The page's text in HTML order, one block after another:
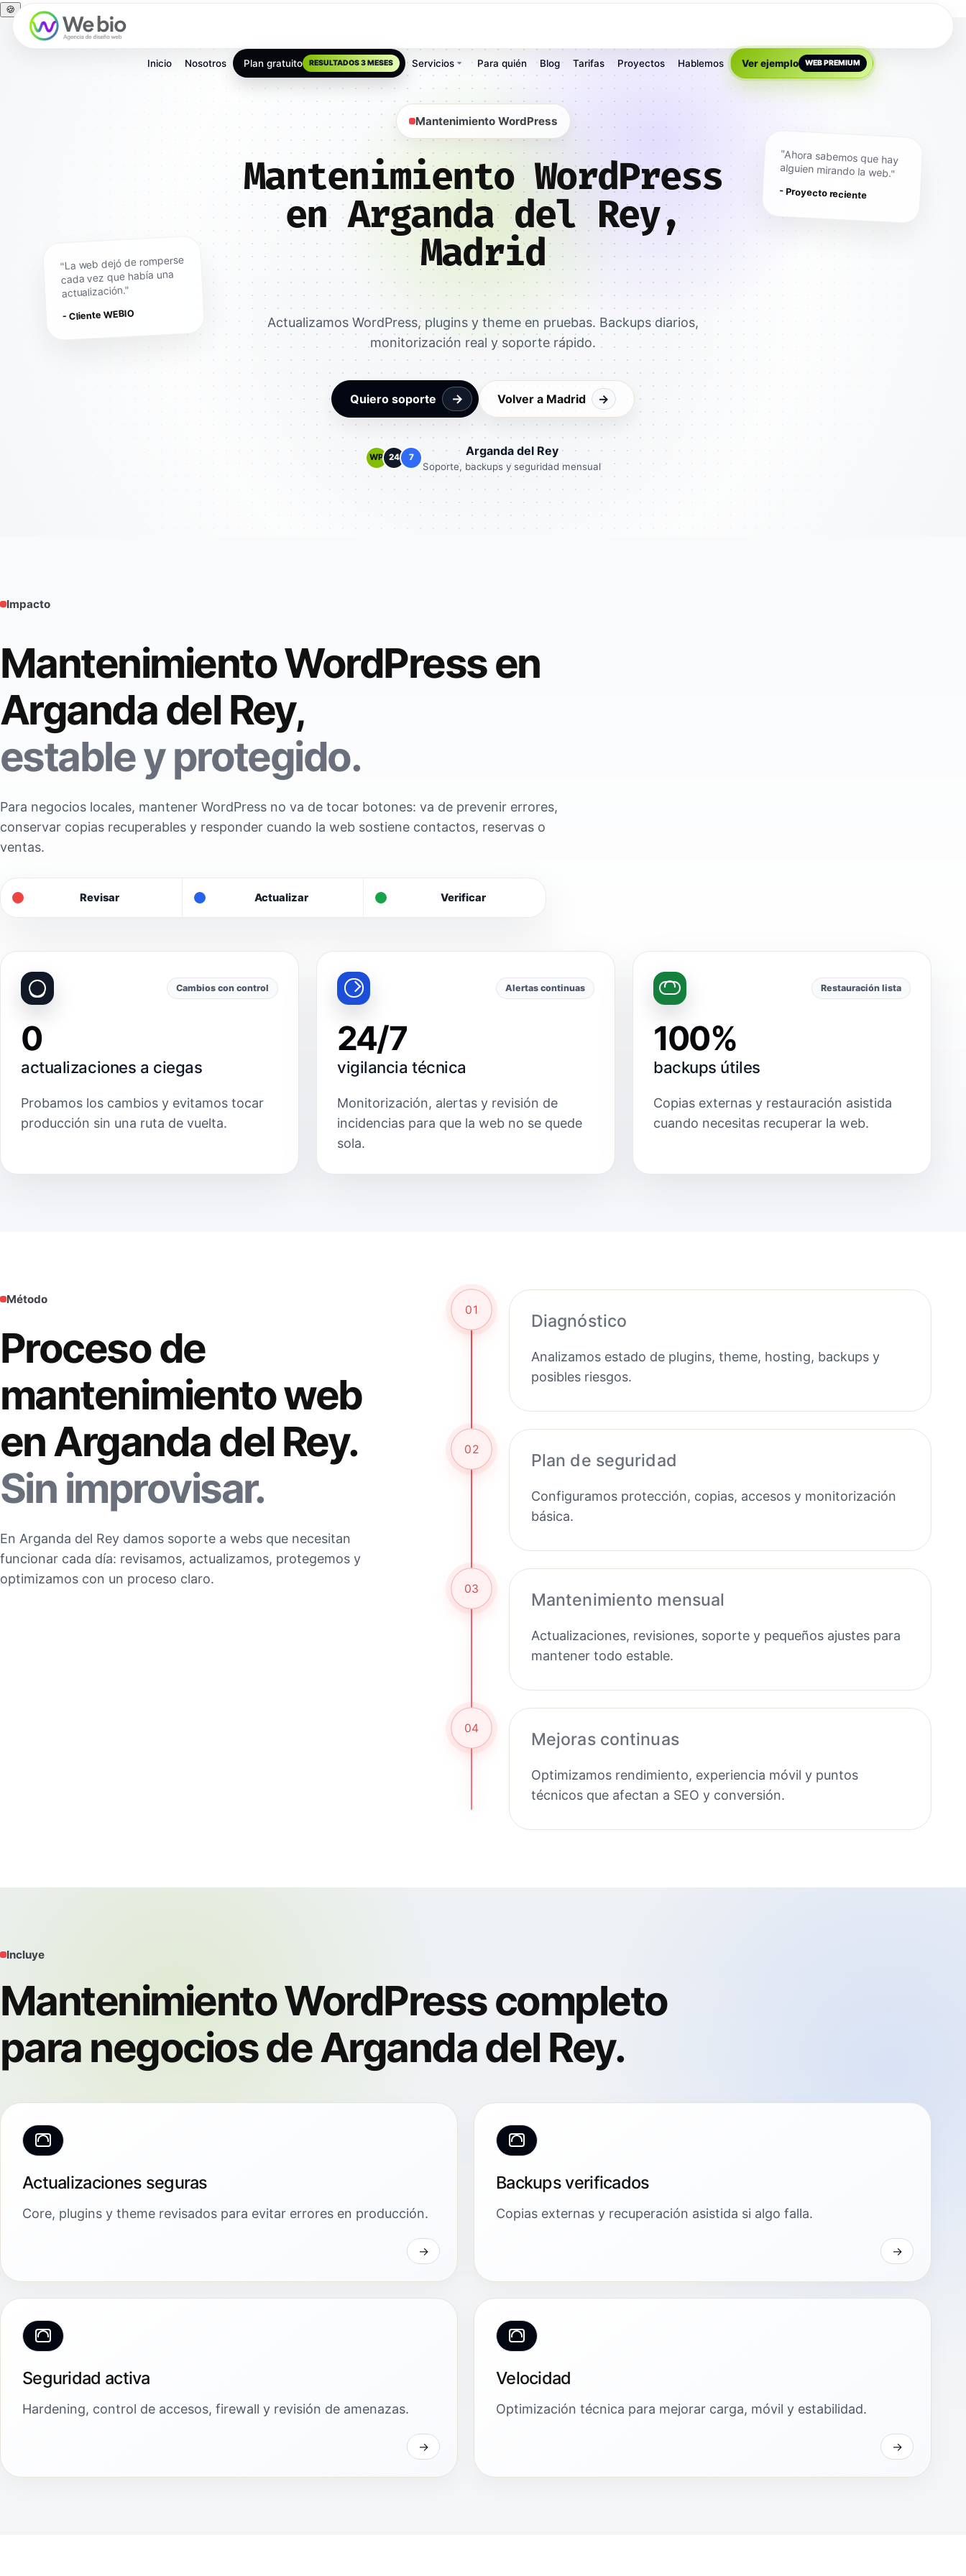
🍪
Inicio Nosotros Plan gratuito RESULTADOS 3 MESES Servicios Para quién Blog Tarifas Proyectos Hablemos Ver ejemplo WEB PREMIUM
"La web dejó de romperse
cada vez que había una
actualización."
- Cliente WEBIO
Mantenimiento WordPress
Mantenimiento WordPress
en Arganda del Rey,
Madrid
Actualizamos WordPress, plugins y theme en pruebas. Backups diarios,
monitorización real y soporte rápido.
Quiero soporte → Volver a Madrid →
WP 24 7 Arganda del Rey
Soporte, backups y seguridad mensual
"Ahora sabemos que hay
alguien mirando la web."
- Proyecto reciente
Impacto
Mantenimiento WordPress en
Arganda del Rey,
estable y protegido.
Para negocios locales, mantener WordPress no va de tocar botones: va de prevenir errores,
conservar copias recuperables y responder cuando la web sostiene contactos, reservas o
ventas.
Revisar Actualizar Verificar
Cambios con control
0
actualizaciones a ciegas
Probamos los cambios y evitamos tocar
producción sin una ruta de vuelta.
Alertas continuas
24/7
vigilancia técnica
Monitorización, alertas y revisión de
incidencias para que la web no se quede
sola.
Restauración lista
100%
backups útiles
Copias externas y restauración asistida
cuando necesitas recuperar la web.
Método
Proceso de
mantenimiento web
en Arganda del Rey.
Sin improvisar.
En Arganda del Rey damos soporte a webs que necesitan
funcionar cada día: revisamos, actualizamos, protegemos y
optimizamos con un proceso claro.
01
Diagnóstico
Analizamos estado de plugins, theme, hosting, backups y
posibles riesgos.
02
Plan de seguridad
Configuramos protección, copias, accesos y monitorización
básica.
03
Mantenimiento mensual
Actualizaciones, revisiones, soporte y pequeños ajustes para
mantener todo estable.
04
Mejoras continuas
Optimizamos rendimiento, experiencia móvil y puntos
técnicos que afectan a SEO y conversión.
Incluye
Mantenimiento WordPress completo
para negocios de Arganda del Rey.
Actualizaciones seguras
Core, plugins y theme revisados para evitar errores en producción.
Backups verificados
Copias externas y recuperación asistida si algo falla.
Seguridad activa
Hardening, control de accesos, firewall y revisión de amenazas.
Velocidad
Optimización técnica para mejorar carga, móvil y estabilidad.